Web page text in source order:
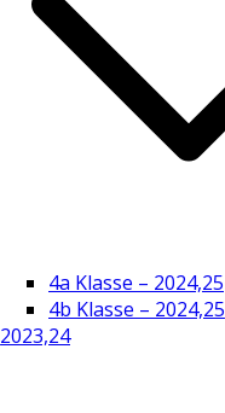
4a Klasse – 2024,25
4b Klasse – 2024,25
2023,24